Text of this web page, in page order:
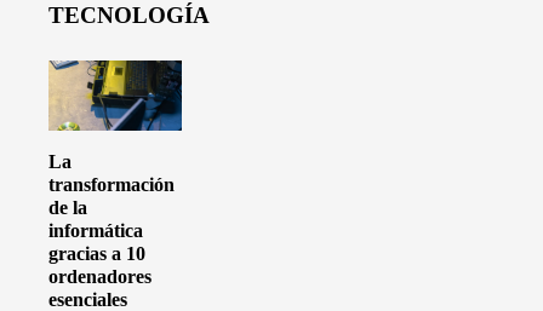
TECNOLOGÍA
La
transformación
de la
informática
gracias a 10
ordenadores
esenciales